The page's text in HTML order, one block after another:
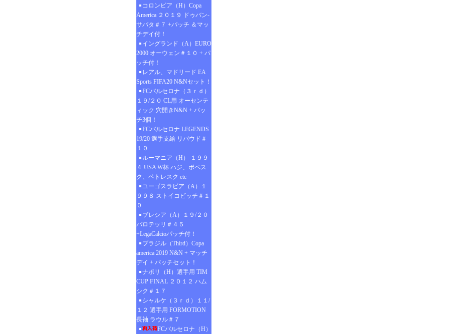
コロンビア（H）Copa
America ２０１９ ドゥバン-
サパタ＃７ +パッチ ＆マッ
チデイ付！
イングランド（A）EURO
2000 オーウェン＃１０ + パ
ッチ付！
レアル、マドリード EA
Sports FIFA20 N&Nセット！
FCバルセロナ（３ｒｄ）
１９/２０ CL用 オーセンテ
ィック 穴開きN&N + パッ
チ3個！
FCバルセロナ LEGENDS
19/20 選手支給 リバウド＃
１０
ルーマニア（H） １９９
４ USA W杯 ハジ、ポペス
ク、ペトレスク etc
ユーゴスラビア（A）１
９９８ ストイコビッチ＃１
０
ブレシア（A）１９/２０
バロテッリ＃４５
+LegaCalcioパッチ付！
ブラジル（Third）Copa
america 2019 N&N + マッチ
デイ + パッチセット！
ナポリ（H）選手用 TIM
CUP FINAL ２０１２ ハム
シク＃１７
シャルケ（３ｒｄ）１１/
１２ 選手用 FORMOTION
長袖 ラウル＃７
FCバルセロナ（H）